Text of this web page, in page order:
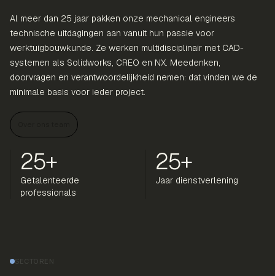
Al meer dan 25 jaar pakken onze mechanical engineers
technische uitdagingen aan vanuit hun passie voor
werktuigbouwkunde. Ze werken multidisciplinair met CAD-
systemen als Solidworks, CREO en NX. Meedenken,
doorvragen en verantwoordelijkheid nemen: dat vinden we de
minimale basis voor ieder project.
25+
Getalenteerde
professionals
25+
Jaar dienstverlening
SECTOREN